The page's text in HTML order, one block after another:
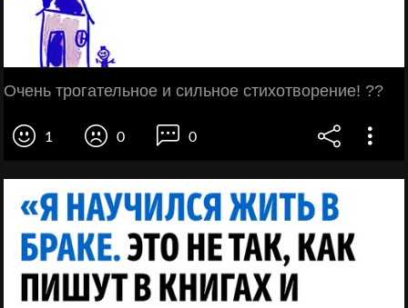
Очень трогательное и сильное стихотворение! ??
1 0 0